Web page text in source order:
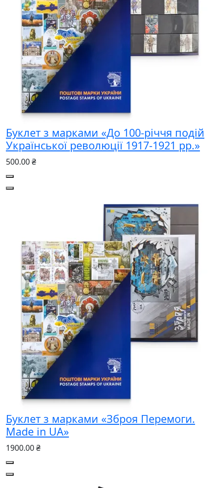
Буклет з марками «До 100-річчя подій
Української революції 1917-1921 рр.»
500.00 ₴
Буклет з марками «Зброя Перемоги.
Made in UA»
1900.00 ₴